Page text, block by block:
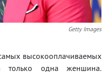
Getty Images
высокооплачиваемых
только одна женшина.